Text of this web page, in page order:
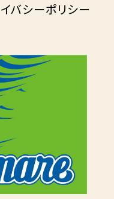
バシーポリシー